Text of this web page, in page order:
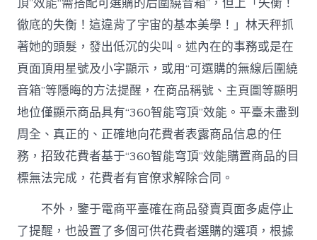
徹底的失衡！這違背了宇宙的基本美學！」林天秤抓
著她的頭髮，發出低沉的尖叫。述內在的事務或是在
頁面頂用星號及小字顯示，或用“可選購的無線后圍繞
音箱”等隱晦的方法提醒，在商品稱號、主頁圖等顯明
地位僅顯示商品具有“360智能穹頂”效能。平臺未盡到
周全、真正的、正確地向花費者表露商品信息的任
務，招致花費者基于“360智能穹頂”效能購置商品的目
標無法完成，花費者有官僚求解除合同。
不外，鑒于電商平臺確在商品發賣頁面多處停止
了提醒，也設置了多個可供花費者選購的選項，根據